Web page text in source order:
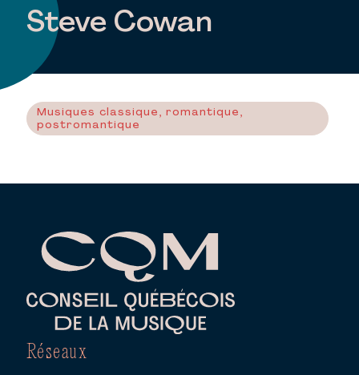
Steve Cowan
Musiques classique, romantique,
postromantique
Réseaux